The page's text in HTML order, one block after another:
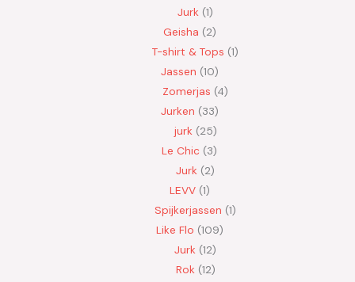
Jurk 1
Geisha 2
T-shirt & Tops 1
Jassen 10
Zomerjas 4
Jurken 33
jurk 25
Le Chic 3
Jurk 2
LEVV 1
Spijkerjassen 1
Like Flo 109
Jurk 12
Rok 12